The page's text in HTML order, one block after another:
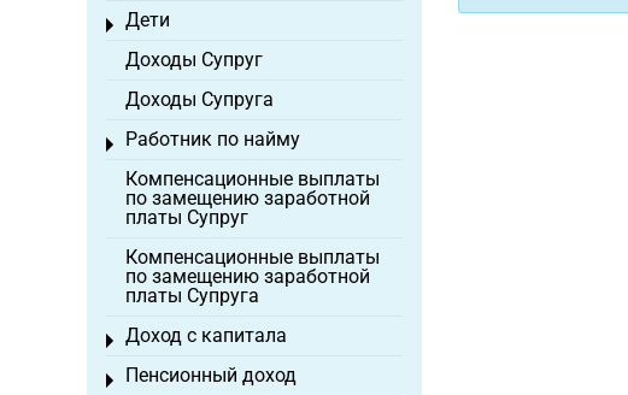
Дети
Toggle menu
Доходы Супруг
Доходы Супруга
Работник по найму
Toggle menu
Компенсационные выплаты
по замещению заработной
платы Супруг
Компенсационные выплаты
по замещению заработной
платы Супруга
Доход с капитала
Toggle menu
Пенсионный доход
Toggle menu